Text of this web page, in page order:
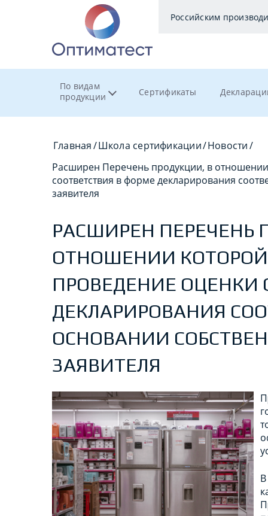
Российским
По видам
продукции
Сертификаты
Главная/Школа сертификации/Новости/
Расширен Перечень продукции, в
соответствия в форме декларирования
заявителя
РАСШИРЕН ПЕРЕЧЕНЬ
ОТНОШЕНИИ КОТОРОЙ
ПРОВЕДЕНИЕ ОЦЕНКИ
ДЕКЛАРИРОВАНИЯ
ОСНОВАНИИ
ЗАЯВИТЕЛЯ